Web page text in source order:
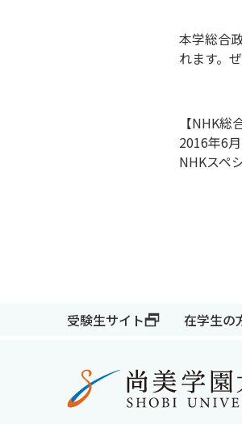
本学総合
れます。
【NHK総
2016年6
NHKスペ
受験生サイト 在学生の